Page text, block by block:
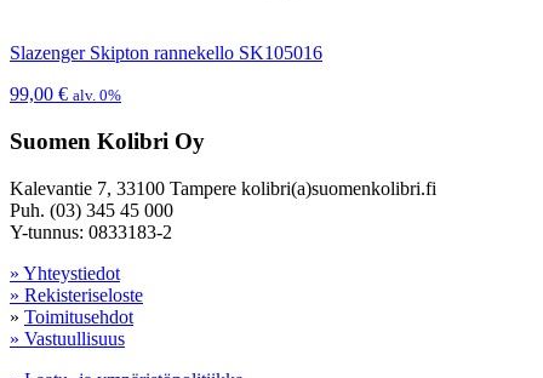
Slazenger Skipton rannekello SK105016
99,00 € alv. 0%
Suomen Kolibri Oy
Kalevantie 7, 33100 Tampere kolibri(a)suomenkolibri.fi
Puh. (03) 345 45 000
Y-tunnus: 0833183-2
» Yhteystiedot
» Rekisteriseloste
» Toimitusehdot
» Vastuullisuus